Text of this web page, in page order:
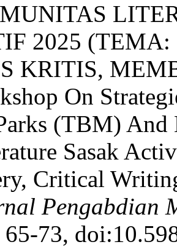
2025
KRITIS,
On
(TBM)
Sasak
Critical
Pengabdian
73,